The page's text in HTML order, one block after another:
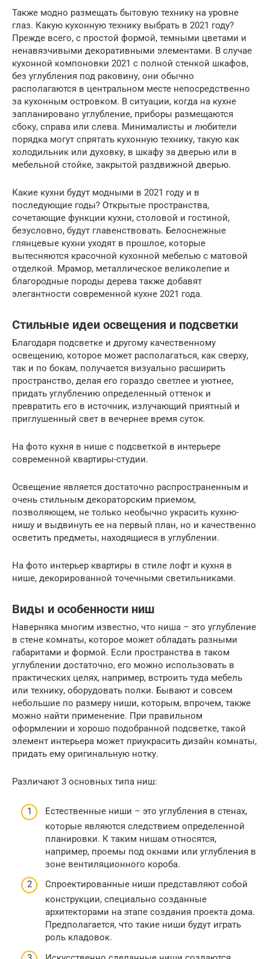
Также модно размещать бытовую технику на уровне
глаз. Какую кухонную технику выбрать в 2021 году?
Прежде всего, с простой формой, темными цветами и
ненавязчивыми декоративными элементами. В случае
кухонной компоновки 2021 с полной стенкой шкафов,
без углубления под раковину, они обычно
располагаются в центральном месте непосредственно
за кухонным островком. В ситуации, когда на кухне
запланировано углубление, приборы размещаются
сбоку, справа или слева. Минималисты и любители
порядка могут спрятать кухонную технику, такую как
холодильник или духовку, в шкафу за дверью или в
мебельной стойке, закрытой раздвижной дверью.
Какие кухни будут модными в 2021 году и в
последующие годы? Открытые пространства,
сочетающие функции кухни, столовой и гостиной,
безусловно, будут главенствовать. Белоснежные
глянцевые кухни уходят в прошлое, которые
вытесняются красочной кухонной мебелью с матовой
отделкой. Мрамор, металлическое великолепие и
благородные породы дерева также добавят
элегантности современной кухне 2021 года.
Стильные идеи освещения и подсветки
Благодаря подсветке и другому качественному
освещению, которое может располагаться, как сверху,
так и по бокам, получается визуально расширить
пространство, делая его гораздо светлее и уютнее,
придать углублению определенный оттенок и
превратить его в источник, излучающий приятный и
приглушенный свет в вечернее время суток.
На фото кухня в нише с подсветкой в интерьере
современной квартиры-студии.
Освещение является достаточно распространенным и
очень стильным декораторским приемом,
позволяющем, не только необычно украсить кухню-
нишу и выдвинуть ее на первый план, но и качественно
осветить предметы, находящиеся в углублении.
На фото интерьер квартиры в стиле лофт и кухня в
нише, декорированной точечными светильниками.
Виды и особенности ниш
Наверняка многим известно, что ниша – это углубление
в стене комнаты, которое может обладать разными
габаритами и формой. Если пространства в таком
углублении достаточно, его можно использовать в
практических целях, например, встроить туда мебель
или технику, оборудовать полки. Бывают и совсем
небольшие по размеру ниши, которым, впрочем, также
можно найти применение. При правильном
оформлении и хорошо подобранной подсветке, такой
элемент интерьера может приукрасить дизайн комнаты,
придать ему оригинальную нотку.
Различают 3 основных типа ниш:
Естественные ниши – это углубления в стенах,
которые являются следствием определенной
планировки. К таким нишам относятся,
например, проемы под окнами или углубления в
зоне вентиляционного короба.
Спроектированные ниши представляют собой
конструкции, специально созданные
архитекторами на этапе создания проекта дома.
Предполагается, что такие ниши будут играть
роль кладовок.